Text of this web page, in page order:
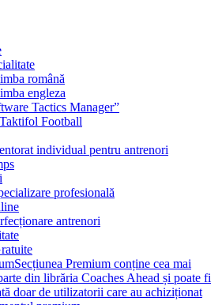
română
engleza
Tactics Manager”
Football
individual pentru antrenori
profesională
antrenori
Secțiunea Premium conține cea mai
din librăria Coaches Ahead și poate fi
doar de utilizatorii care au achiziționat